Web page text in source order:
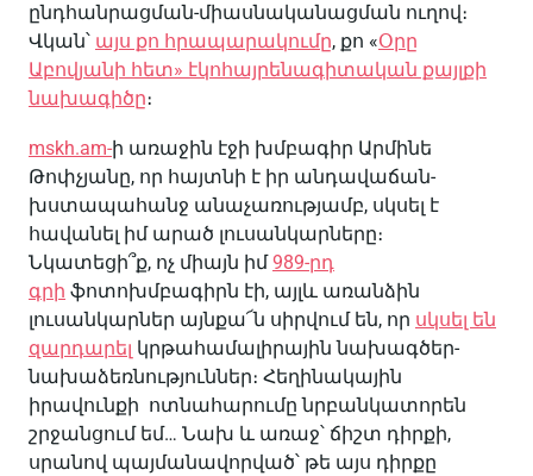
ընդհանրացման-միասնականացման ուղով։
Վկան՝ այս քո հրապարակումը, քո «Օրը
Աբովյանի հետ» էկոհայրենագիտական քայլքի
նախագիծը։
mskh.am-ի առաջին էջի խմբագիր Արմինե
Թոփչյանը, որ հայտնի է իր անդավաճան-
խստապահանջ անաչառությամբ, սկսել է
հավանել իմ արած լուսանկարները։
Նկատեցի՞ք, ոչ միայն իմ989-րդ
գրի ֆոտոխմբագիրն էի, այլև առանձին
լուսանկարներ այնքա՜ն սիրվում են, որ սկսել են
զարդարել կրթահամալիրային նախագծեր-
նախաձեռնություններ։ Հեղինակային
իրավունքի ոտնահարումը նրբանկատորեն
շրջանցում եմ… Նախ և առաջ՝ ճիշտ դիրքի,
սրանով պայմանավորված՝ թե այս դիրքը